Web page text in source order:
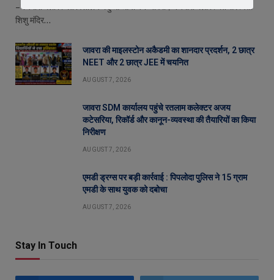
– कश्मीरी गली स्थित विद्यालय में हुआ आयोजन जावरा। कश्मीरी गली स्थित सरस्वती
शिशु मंदिर…
जावरा की माइलस्टोन अकैडमी का शानदार प्रदर्शन, 2 छात्र
NEET और 2 छात्र JEE में चयनित
AUGUST 7, 2026
जावरा SDM कार्यालय पहुंचे रतलाम कलेक्टर अजय
कटेसरिया, रिकॉर्ड और कानून-व्यवस्था की तैयारियों का किया
निरीक्षण
AUGUST 7, 2026
एमडी ड्रग्स पर बड़ी कार्रवाई : पिपलोदा पुलिस ने 15 ग्राम
एमडी के साथ युवक को दबोचा
AUGUST 7, 2026
Stay In Touch